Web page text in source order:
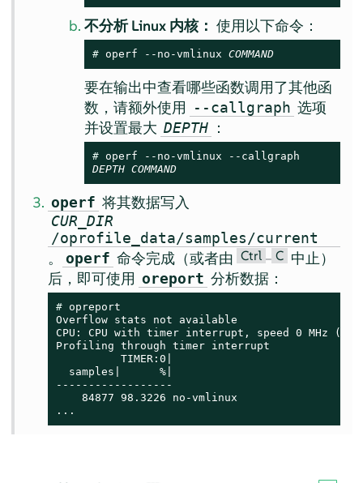
不分析 Linux 内核： 使用以下命令：
# operf --no-vmlinux COMMAND
要在输出中查看哪些函数调用了其他函
数，请额外使用
--callgraph 选项
并设置最大 DEPTH ：
#
DEPTH COMMAND
operf 将其数据写入
CUR_DIR
/oprofile_data/samples/current
。 operf 命令完成（或者由 Ctrl – C 中止）
后，即可使用 oreport 分析数据：
# opreport
Overflow stats not available
CPU: CPU with timer interrupt, speed 0 MHz
Profiling through timer interrupt
          TIMER:0|
  samples|      %|
------------------
    84877 98.3226 no-vmlinux
...